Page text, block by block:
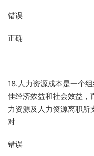
错误
正确
18.人力资源成本是一个
佳经济效益和社会效益，
力资源及人力资源离职所
对
错误